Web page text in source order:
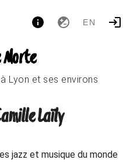
EN
Lyon et ses environs
Laïly
jazz et musique du monde